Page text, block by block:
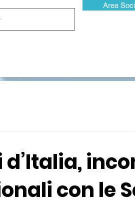
Area Soci
d’Italia,
con le